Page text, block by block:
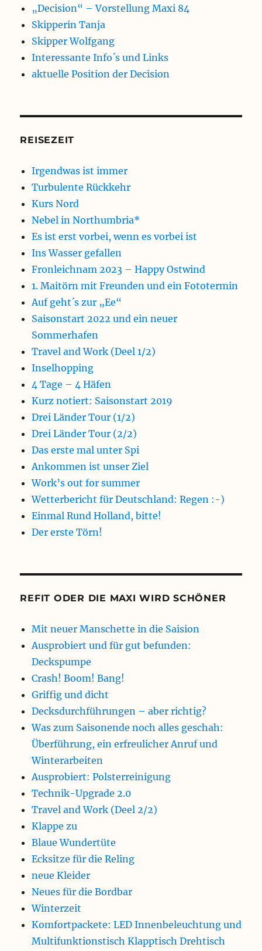
„Decision“ – Vorstellung Maxi 84
Skipperin Tanja
Skipper Wolfgang
Interessante Info´s und Links
aktuelle Position der Decision
REISEZEIT
Irgendwas ist immer
Turbulente Rückkehr
Kurs Nord
Nebel in Northumbria*
Es ist erst vorbei, wenn es vorbei ist
Ins Wasser gefallen
Fronleichnam 2023 – Happy Ostwind
1. Maitörn mit Freunden und ein Fototermin
Auf geht´s zur „Ee“
Saisonstart 2022 und ein neuer
Sommerhafen
Travel and Work (Deel 1/2)
Inselhopping
4 Tage – 4 Häfen
Kurz notiert: Saisonstart 2019
Drei Länder Tour (1/2)
Drei Länder Tour (2/2)
Das erste mal unter Spi
Ankommen ist unser Ziel
Work’s out for summer
Wetterbericht für Deutschland: Regen :-)
Einmal Rund Holland, bitte!
Der erste Törn!
REFIT ODER DIE MAXI WIRD SCHÖNER
Mit neuer Manschette in die Saision
Ausprobiert und für gut befunden:
Deckspumpe
Crash! Boom! Bang!
Griffig und dicht
Decksdurchführungen – aber richtig?
Was zum Saisonende noch alles geschah:
Überführung, ein erfreulicher Anruf und
Winterarbeiten
Ausprobiert: Polsterreinigung
Technik-Upgrade 2.0
Travel and Work (Deel 2/2)
Klappe zu
Blaue Wundertüte
Ecksitze für die Reling
neue Kleider
Neues für die Bordbar
Winterzeit
Komfortpackete: LED Innenbeleuchtung und
Multifunktionstisch Klapptisch Drehtisch